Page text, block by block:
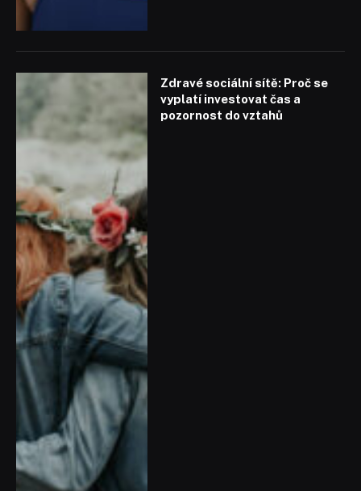
Zdravé sociální sítě: Proč se
vyplatí investovat čas a
pozornost do vztahů